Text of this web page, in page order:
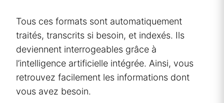
Tous ces formats sont automatiquement
traités, transcrits si besoin, et indexés. Ils
deviennent interrogeables grâce à
l’intelligence artificielle intégrée. Ainsi, vous
retrouvez facilement les informations dont
vous avez besoin.